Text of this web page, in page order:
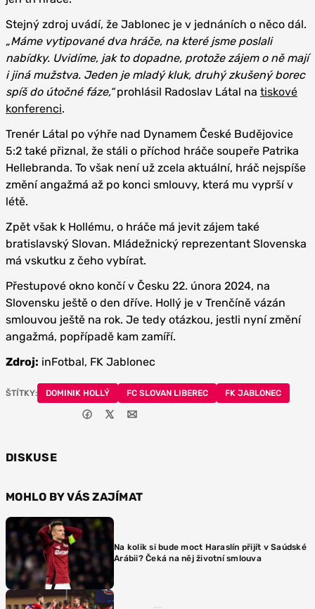
Stejný zdroj uvádí, že Jablonec je v jednáních o něco dál.
„Máme vytipované dva hráče, na které jsme poslali
nabídky. Uvidíme, jak to dopadne, protože zájem o ně mají
i jiná mužstva. Jeden je mladý kluk, druhý zkušený borec
spíš do útočné fáze,“prohlásil Radoslav Látal na tiskové
konferenci.
Trenér Látal po výhře nad Dynamem České Budějovice
5:2 také přiznal, že stáli o příchod hráče soupeře Patrika
Hellebranda. To však není už zcela aktuální, hráč nejspíše
změní angažmá až po konci smlouvy, která mu vyprší v
létě.
Zpět však k Hollému, o hráče má jevit zájem také
bratislavský Slovan. Mládežnický reprezentant Slovenska
má vskutku z čeho vybírat.
Přestupové okno končí v Česku 22. února 2024, na
Slovensku ještě o den dříve. Hollý je v Trenčíně vázán
smlouvou ještě na rok. Je tedy otázkou, jestli nyní změní
angažmá, popřípadě kam zamíří.
Zdroj: inFotbal, FK Jablonec
ŠTÍTKY: DOMINIK HOLLÝ FC SLOVAN LIBEREC FK JABLONEC
DISKUSE
MOHLO BY VÁS ZAJÍMAT
Na kolik si bude moct Haraslín přijít v Saúdské
Arábii? Čeká na něj životní smlouva